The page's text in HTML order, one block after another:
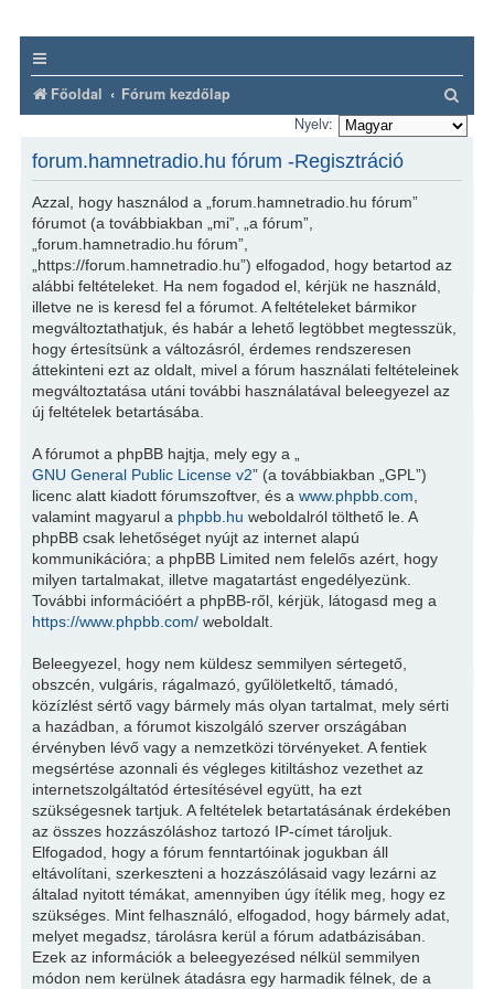
Főoldal Fórum kezdőlap
e
e
Nyelv:
forum.hamnetradio.hu fórum -Regisztráció
Azzal, hogy használod a „forum.hamnetradio.hu fórum”
fórumot (a továbbiakban „mi”, „a fórum”,
„forum.hamnetradio.hu fórum”,
„https://forum.hamnetradio.hu”) elfogadod, hogy betartod az
alábbi feltételeket. Ha nem fogadod el, kérjük ne használd,
illetve ne is keresd fel a fórumot. A feltételeket bármikor
megváltoztathatjuk, és habár a lehető legtöbbet megtesszük,
hogy értesítsünk a változásról, érdemes rendszeresen
áttekinteni ezt az oldalt, mivel a fórum használati feltételeinek
megváltoztatása utáni további használatával beleegyezel az
új feltételek betartásába.
A fórumot a phpBB hajtja, mely egy a „
GNU General Public License v2” (a továbbiakban „GPL”)
licenc alatt kiadott fórumszoftver, és awww.phpbb.com
valamint magyarul a phpbb.hu weboldalról tölthető le. A
phpBB csak lehetőséget nyújt az internet alapú
kommunikációra; a phpBB Limited nem felelős azért, hogy
milyen tartalmakat, illetve magatartást engedélyezünk.
További információért a phpBB-ről, kérjük, látogasd meg a
https://www.phpbb.com/ weboldalt.
Beleegyezel, hogy nem küldesz semmilyen sértegető,
obszcén, vulgáris, rágalmazó, gyűlöletkeltő, támadó,
közízlést sértő vagy bármely más olyan tartalmat, mely sérti
a hazádban, a fórumot kiszolgáló szerver országában
érvényben lévő vagy a nemzetközi törvényeket. A fentiek
megsértése azonnali és végleges kitiltáshoz vezethet az
internetszolgáltatód értesítésével együtt, ha ezt
szükségesnek tartjuk. A feltételek betartatásának érdekében
az összes hozzászóláshoz tartozó IP-címet tároljuk.
Elfogadod, hogy a fórum fenntartóinak jogukban áll
eltávolítani, szerkeszteni a hozzászólásaid vagy lezárni az
általad nyitott témákat, amennyiben úgy ítélik meg, hogy ez
szükséges. Mint felhasználó, elfogadod, hogy bármely adat,
melyet megadsz, tárolásra kerül a fórum adatbázisában.
Ezek az információk a beleegyezésed nélkül semmilyen
módon nem kerülnek átadásra egy harmadik félnek, de a